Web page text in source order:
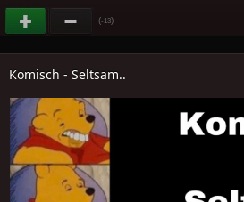
(-13)
Komisch - Seltsam..